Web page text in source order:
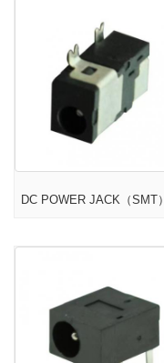
DC POWER JACK（SMT）